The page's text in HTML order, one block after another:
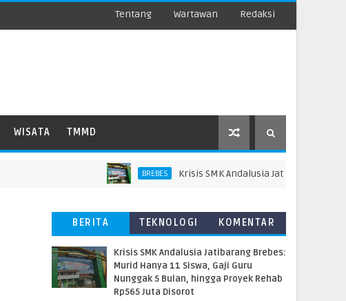
Tentang Wartawan Redaksi
WISATA TMMD
BREBES Krisis SMK Andalusia Jatibarang Brebes:
BERITA
TERBARU
TEKNOLOGI
KOMENTAR
Krisis SMK Andalusia Jatibarang Brebes:
Murid Hanya 11 Siswa, Gaji Guru
Nunggak 5 Bulan, hingga Proyek Rehab
Rp565 Juta Disorot